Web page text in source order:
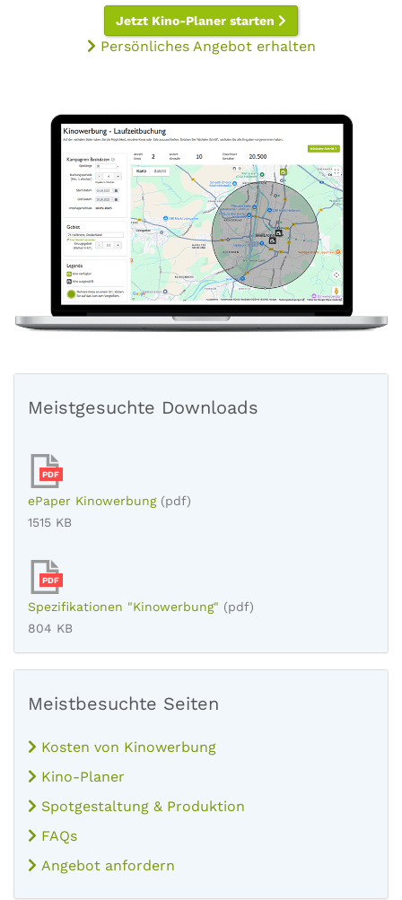
Jetzt Kino-Planer starten
Persönliches Angebot erhalten
Meistgesuchte Downloads
PDF
ePaper Kinowerbung (pdf)
1515 KB
PDF
Spezifikationen "Kinowerbung" (pdf)
804 KB
Meistbesuchte Seiten
Kosten von Kinowerbung
Kino-Planer
Spotgestaltung & Produktion
FAQs
Angebot anfordern